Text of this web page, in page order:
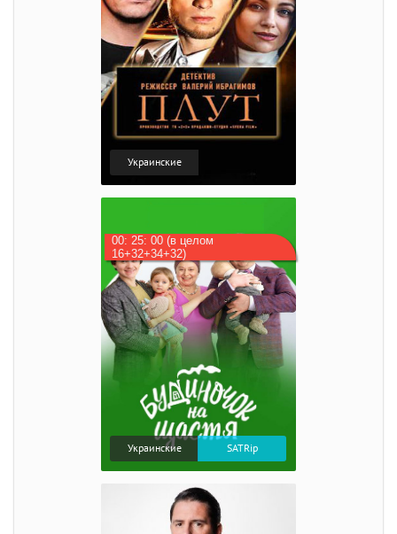
Украинские
00: 25: 00 (в целом
16+32+34+32)
Украинские SATRip